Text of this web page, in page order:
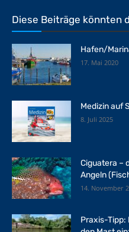
Diese Beiträge könnten
Hafen/
17. Mai 2020
Medizin auf
8. Juli 2025
Ciguatera –
Angeln
14. November
Praxis-Tipp: